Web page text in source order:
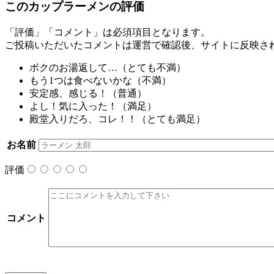
このカップラーメンの評価
「評価」「コメント」は必須項目となります。
ご投稿いただいたコメントは運営で確認後、サイトに反映さ
ボクのお湯返して…（ とても不満）
もう1つは食べないかな（不満）
安定感、感じる！（普通 ）
よし！気に入った！（満足 ）
殿堂入りだろ、コレ！！（ とても満足 ）
お名前
評価
コメント